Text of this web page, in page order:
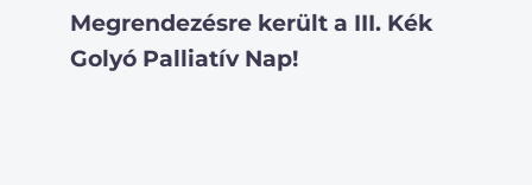
Megrendezésre került a III. Kék
Golyó Palliatív Nap!